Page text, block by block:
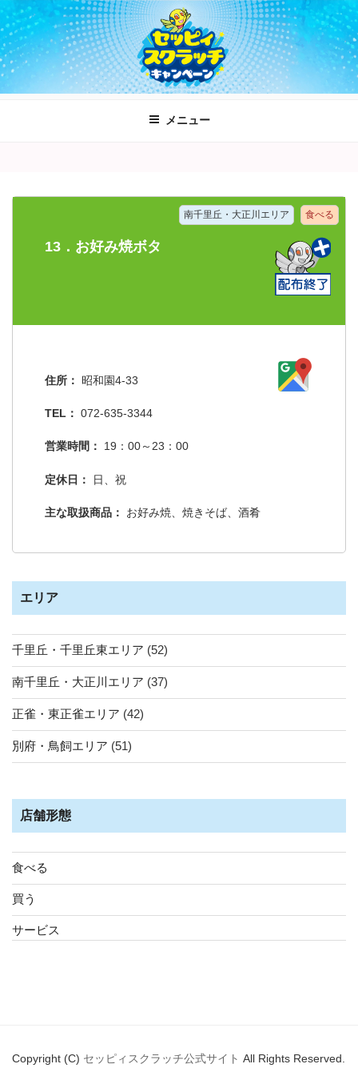
コ
ン
テ
ン
メニュー
食べる
南千里丘・大正川エリア
13．お好み焼ボタ
住所： 昭和園4-33
TEL： 072-635-3344
営業時間： 19：00～23：00
定休日： 日、祝
主な取扱商品： お好み焼、焼きそば、酒肴
エリア
千里丘・千里丘東エリア (52)
南千里丘・大正川エリア (37)
正雀・東正雀エリア (42)
別府・鳥飼エリア (51)
店舗形態
食べる
買う
サービス
Copyright (C) セッピィスクラッチ公式サイト All Rights Reserved.